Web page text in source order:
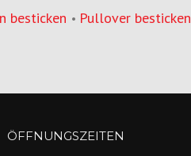
besticken • Pullover besticken
ÖFFNUNGSZEITEN